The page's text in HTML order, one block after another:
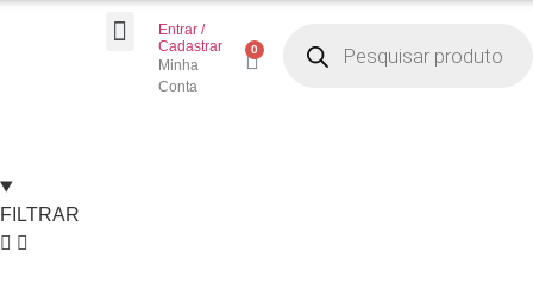
Entrar /
Cadastrar
Minha
Conta
FILTRAR